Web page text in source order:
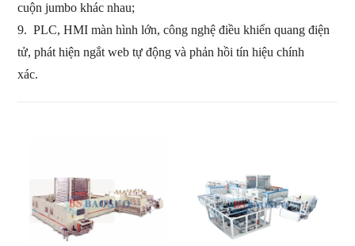
cuộn jumbo khác nhau;
9.PLC,HMI màn hình lớn,công nghệ điều khiển quang điện
tử,phát hiện ngắt web tự độngvà phản hồi tín hiệu chính
xác.